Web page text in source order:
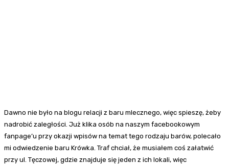
Dawno nie było na blogu relacji z baru mlecznego, więc spieszę, żeby
nadrobić zaległości. Już klika osób na naszym facebookowym
fanpage’u przy okazji wpisów na temat tego rodzaju barów, polecało
mi odwiedzenie baru Krówka. Traf chciał, że musiałem coś załatwić
przy ul. Tęczowej, gdzie znajduje się jeden z ich lokali, więc